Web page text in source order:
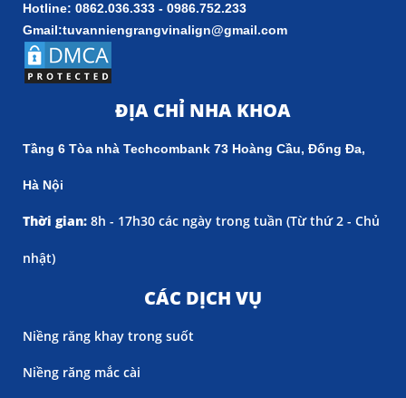
Hotline: 0862.036.333 - 0986.752.233
Gmail:tuvanniengrangvinalign@gmail.com
ĐỊA CHỈ NHA KHOA
Tầng 6 Tòa nhà Techcombank 73 Hoàng Cầu, Đống Đa,
Hà Nội
Thời gian: 8h - 17h30 các ngày trong tuần (Từ thứ 2 - Chủ
nhật)
CÁC DỊCH VỤ
Niềng răng khay trong suốt
Niềng răng mắc cài